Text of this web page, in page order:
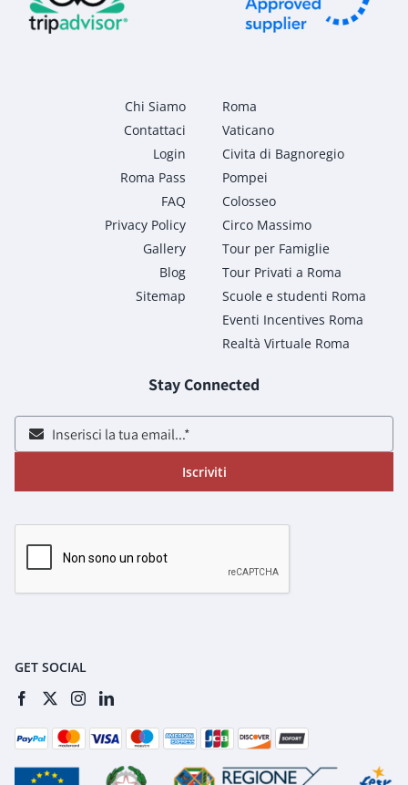
Chi Siamo
Contattaci
Login
Roma Pass
FAQ
Privacy Policy
Gallery
Blog
Sitemap
Roma
Vaticano
Civita di Bagnoregio
Pompei
Colosseo
Circo Massimo
Tour per Famiglie
Tour Privati a Roma
Scuole e studenti Roma
Eventi Incentives Roma
Realtà Virtuale Roma
Stay Connected
Iscriviti
GET SOCIAL